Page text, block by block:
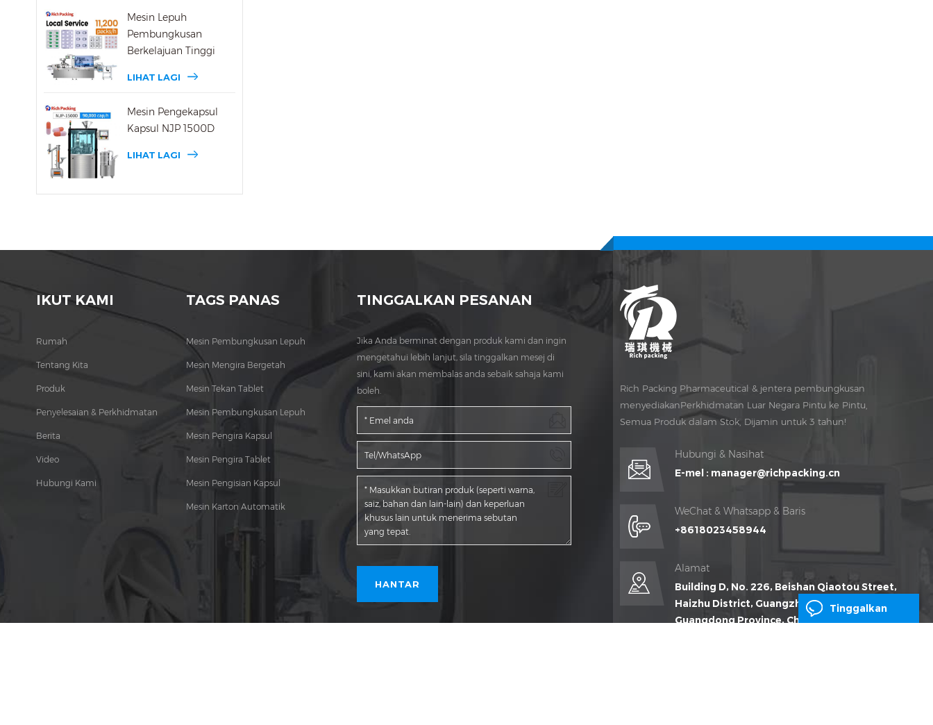
Mesin Lepuh
Pembungkusan
Berkelajuan Tinggi
LIHAT LAGI
Mesin Pengekapsul
Kapsul NJP 1500D
LIHAT LAGI
Rich Packing Pharmaceutical & jentera pembungkusan
menyediakanPerkhidmatan Luar Negara Pintu ke Pintu,
Semua Produk dalam Stok, Dijamin untuk 3 tahun!
Hubungi & Nasihat
E-mel : manager@richpacking.cn
WeChat & Whatsapp & Baris
+8618023458944
Alamat
Building D, No. 226, Beishan Qiaotou Street,
Haizhu District, Guangzhou City,
Guangdong Province, China
IKUT KAMI
Rumah
Tentang Kita
Produk
Penyelesaian & Perkhidmatan
Berita
Video
Hubungi Kami
TAGS PANAS
Mesin Pembungkusan Lepuh
Mesin Mengira Bergetah
Mesin Tekan Tablet
Mesin Pembungkusan Lepuh
Mesin Pengira Kapsul
Mesin Pengira Tablet
Mesin Pengisian Kapsul
Mesin Karton Automatik
TINGGALKAN PESANAN
Jika Anda berminat dengan produk kami dan ingin
mengetahui lebih lanjut, sila tinggalkan mesej di
sini, kami akan membalas anda sebaik sahaja kami
boleh.
Tinggalkan